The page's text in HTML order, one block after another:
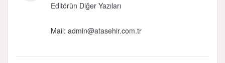
Editörün Diğer Yazıları
Mail: admin@atasehir.com.tr